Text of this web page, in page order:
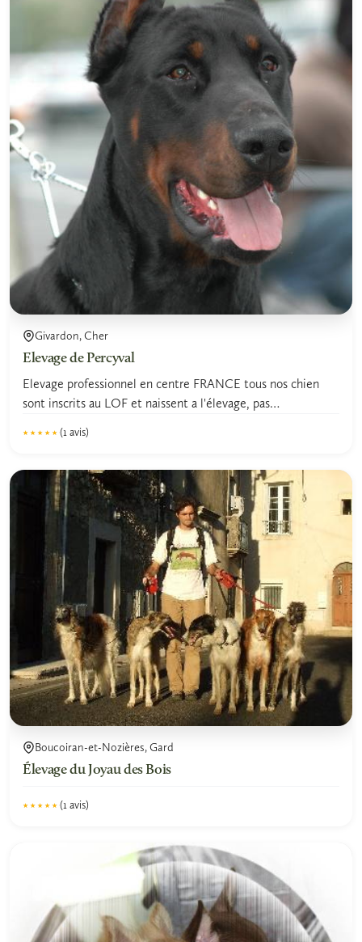
Givardon, Cher
Elevage de Percyval
Elevage professionnel en centre FRANCE tous nos chien
sont inscrits au LOF et naissent a l'élevage, pas
★★★★★
★★★★★ (1 avis)
Boucoiran-et-Nozières, Gard
Élevage du Joyau des Bois
★★★★★
★★★★★ (1 avis)